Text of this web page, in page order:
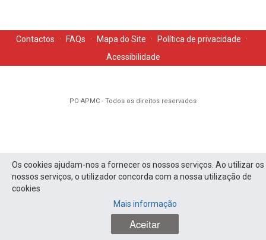
Os cookies ajudam-nos a fornecer os nossos serviços. Ao utilizar os
nossos serviços, o utilizador concorda com a nossa utilização de
cookies
Mais informação
Aceitar
Contactos · FAQs · Mapa do Site · Política de privacidade
·
Acessibilidade
PO APMC - Todos os direitos reservados